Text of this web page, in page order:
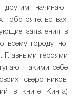
начинают
заявления в
всему городу, но,
Главными героями
такими себе
сверстников.
в книге Кинга)